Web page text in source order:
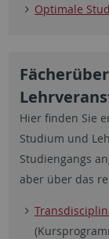
Optimale
Hier finden Sie
Studium und
Studiengangs
aber über das